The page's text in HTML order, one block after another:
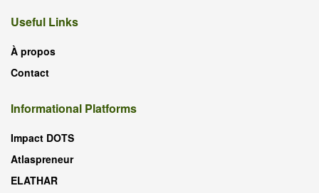
Useful Links
À propos
Contact
Informational Platforms
Impact DOTS
Atlaspreneur
ELATHAR